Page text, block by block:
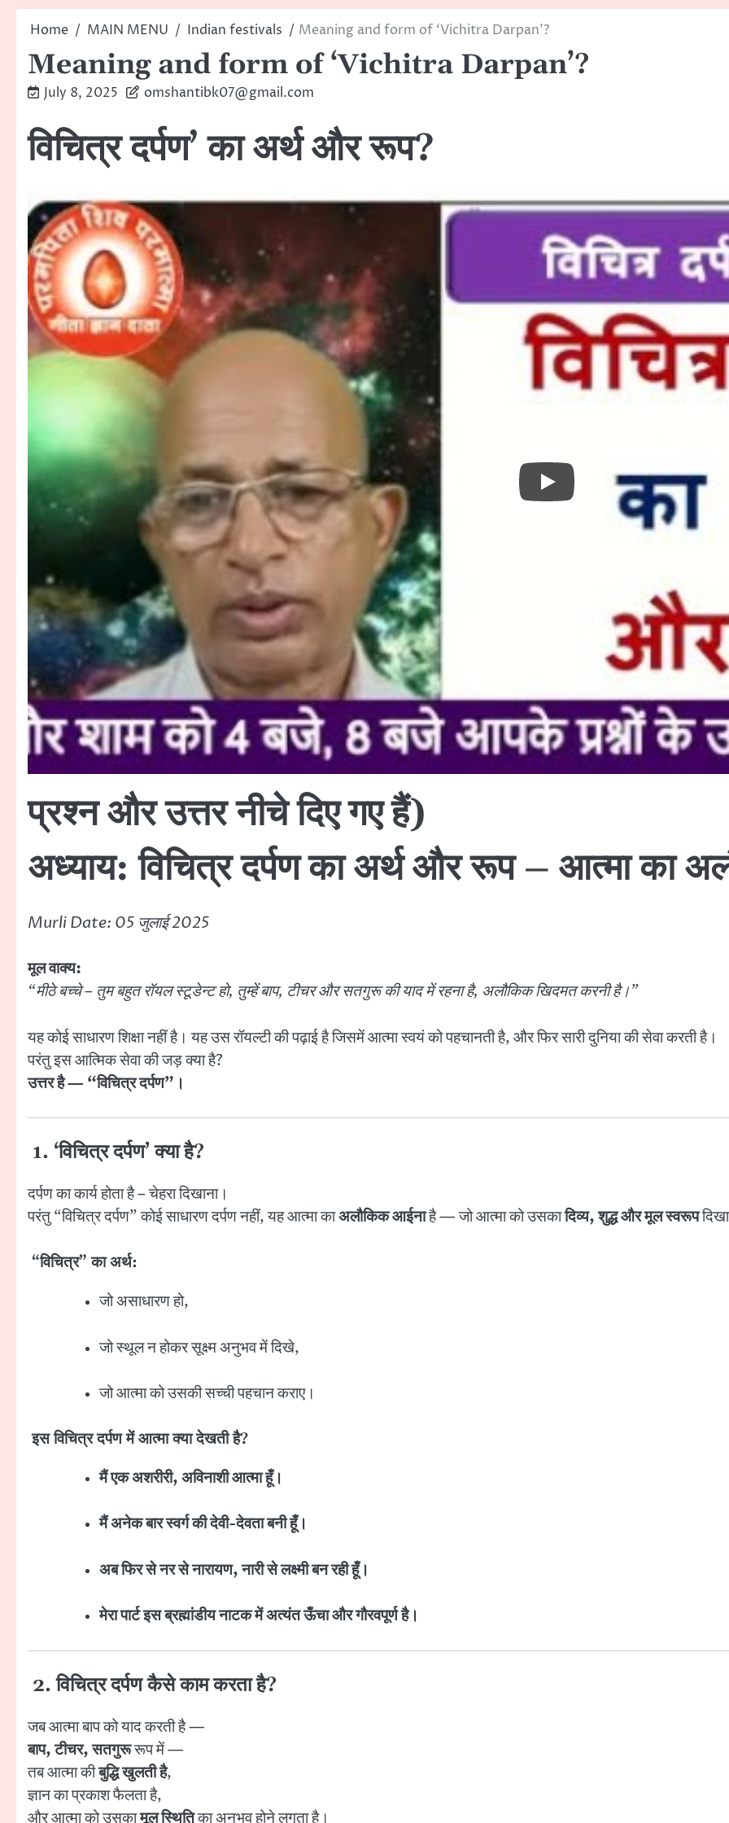
Home MAIN MENU Indian festivals Meaning and form of ‘Vichitra Darpan’?
Meaning and form of ‘Vichitra Darpan’?
July 8, 2025 omshantibk07@gmail.com
विचित्र दर्पण’ का अर्थ और रूप?
प्रश्न और उत्तर नीचे दिए गए हैं)
अध्याय: विचित्र दर्पण का अर्थ और रूप – आत्मा का
Murli Date: 05 जुलाई 2025
मूल वाक्य:
“मीठे बच्चे – तुम बहुत रॉयल स्टूडेन्ट हो, तुम्हें बाप, टीचर और सतगुरू की याद में रहना है, अलौकिक खिदमत करनी है।”
यह कोई साधारण शिक्षा नहीं है। यह उस रॉयल्टी की पढ़ाई है जिसमें आत्मा स्वयं को पहचानती है, और फिर सारी दुनिया की सेवा करती है।
परंतु इस आत्मिक सेवा की जड़ क्या है?
उत्तर है — “विचित्र दर्पण”।
1. ‘विचित्र दर्पण’ क्या है?
दर्पण का कार्य होता है – चेहरा दिखाना।
परंतु “विचित्र दर्पण” कोई साधारण दर्पण नहीं, यह आत्मा काअलौकिक आईनाहै — जो आत्मा को उसकादिव्य, शुद्ध और मूल स्वरूप
“विचित्र” का अर्थ:
जो असाधारण हो,
जो स्थूल न होकर सूक्ष्म अनुभव में दिखे,
जो आत्मा को उसकी सच्ची पहचान कराए।
इस विचित्र दर्पण में आत्मा क्या देखती है?
मैं एक अशरीरी, अविनाशी आत्मा हूँ।
मैं अनेक बार स्वर्ग की देवी-देवता बनी हूँ।
अब फिर से नर से नारायण, नारी से लक्ष्मी बन रही हूँ।
मेरा पार्ट इस ब्रह्मांडीय नाटक में अत्यंत ऊँचा और गौरवपूर्ण है।
2. विचित्र दर्पण कैसे काम करता है?
जब आत्मा बाप को याद करती है —
बाप, टीचर, सतगुरूरूप में —
तब आत्मा कीबुद्धि खुलती है,
ज्ञान का प्रकाश फैलता है,
और आत्मा को उसकामूल स्थितिका अनुभव होने लगता है।